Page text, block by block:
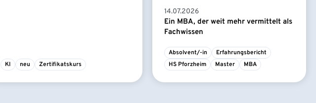
KI neu Zertifikatskurs
14.07.2026
Ein MBA, der weit mehr vermittelt als
Fachwissen
Absolvent/-in
Erfahrungsbericht
HS Pforzheim
Master MBA